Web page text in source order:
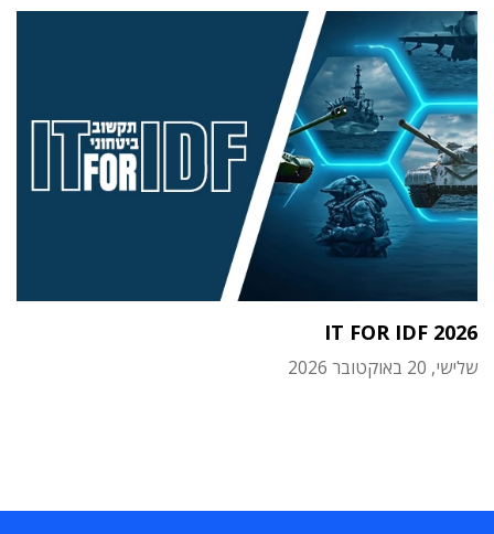
IT FOR IDF 2026
שלישי, 20 באוקטובר 2026